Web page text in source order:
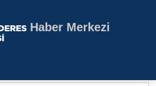
Haber Merkezi